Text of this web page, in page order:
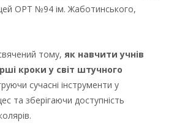
ОРТ №94 ім. Жаботинського,
тому, як навчити учнів
кроки у світ штучного
сучасні інструменти у
та зберігаючи доступність